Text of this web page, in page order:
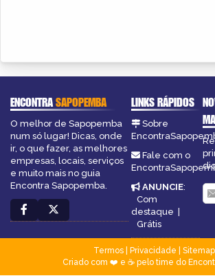
ENCONTRASAPOPEMBA
O melhor de Sapopemba
num só lugar! Dicas, onde
ir, o que fazer, as melhores
empresas, locais, serviços
e muito mais no guia
Encontra Sapopemba.
LINKS RÁPIDOS
Sobre
Fale com o
ANUNCIE:
Com
destaque |
Grátis
Termos| Privacidade
Sitemap
Criado com ❤️ e ☕ pelo time do